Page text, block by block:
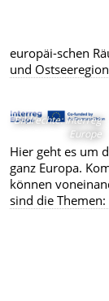
europäi-schen
und
Bildrechte:Interreg
Europe
Hier geht es um
ganz Europa.
können
sind die Themen: